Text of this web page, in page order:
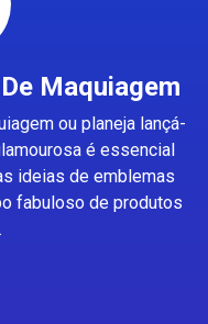
Maquiagem
ou planeja lançá-
é essencial
ideias de emblemas
fabuloso de produtos